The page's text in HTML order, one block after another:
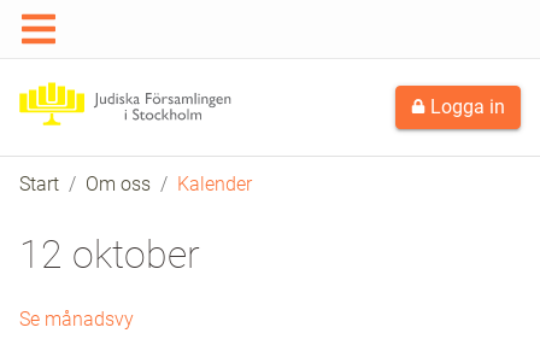
Logga in
Start Om oss Kalender
12 oktober
Se månadsvy